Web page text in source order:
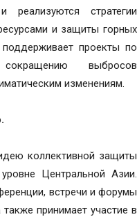
стратегии
и защиты горных
поддерживает проекты по
сокращению выбросов
изменениям.
коллективной защиты
Центральной Азии.
встречи и форумы
принимает участие в